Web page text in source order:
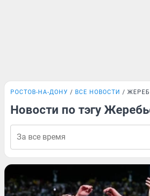
РОСТОВ-НА-ДОНУ ВСЕ НОВОСТИ
Новости по тэгу